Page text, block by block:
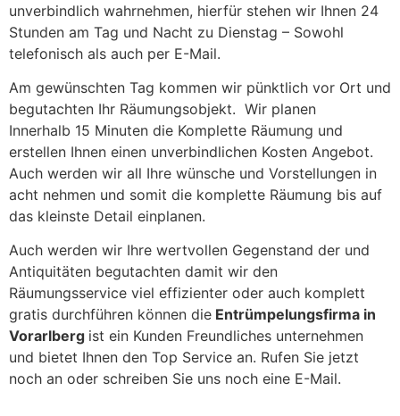
unverbindlich wahrnehmen, hierfür stehen wir Ihnen 24
Stunden am Tag und Nacht zu Dienstag – Sowohl
telefonisch als auch per E-Mail.
Am gewünschten Tag kommen wir pünktlich vor Ort und
begutachten Ihr Räumungsobjekt. Wir planen
Innerhalb 15 Minuten die Komplette Räumung und
erstellen Ihnen einen unverbindlichen Kosten Angebot.
Auch werden wir all Ihre wünsche und Vorstellungen in
acht nehmen und somit die komplette Räumung bis auf
das kleinste Detail einplanen.
Auch werden wir Ihre wertvollen Gegenstand der und
Antiquitäten begutachten damit wir den
Räumungsservice viel effizienter oder auch komplett
gratis durchführen können die Entrümpelungsfirma in
Vorarlberg ist ein Kunden Freundliches unternehmen
und bietet Ihnen den Top Service an. Rufen Sie jetzt
noch an oder schreiben Sie uns noch eine E-Mail.